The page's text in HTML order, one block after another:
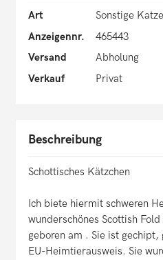
Art
Sonstige
Anzeigennr.
465443
Versand
Abholung
Verkauf
Privat
Beschreibung
Schottisches Kätzchen
Ich biete hiermit schweren
wunderschönes Scottish
geboren am . Sie ist
EU-Heimtierausweis. Sie